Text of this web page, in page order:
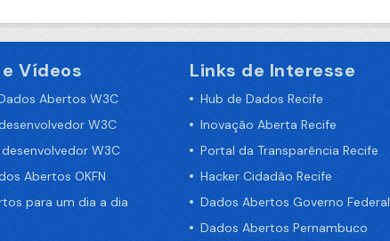
Vídeos
Abertos W3C
W3C
W3C
Abertos OKFN
para um dia a dia
Links de Interesse
Hub de Dados Recife
Inovação Aberta Recife
Portal da Transparência Recife
Hacker Cidadão Recife
Dados Abertos Governo Federal
Dados Abertos Pernambuco